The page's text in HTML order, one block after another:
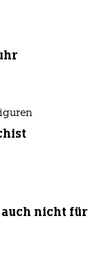
nicht für